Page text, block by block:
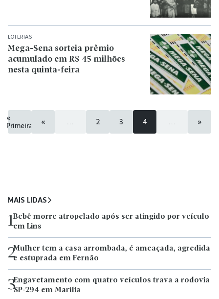
LOTERIAS
Mega-Sena sorteia prêmio
acumulado em R$ 45 milhões
nesta quinta-feira
«
Primeira
« 2 3 4 »
MAIS LIDAS
1Bebê morre atropelado após ser atingido por veículo
em Lins
2Mulher tem a casa arrombada, é ameaçada, agredida
e estuprada em Fernão
3Engavetamento com quatro veículos trava a rodovia
SP-294 em Marília